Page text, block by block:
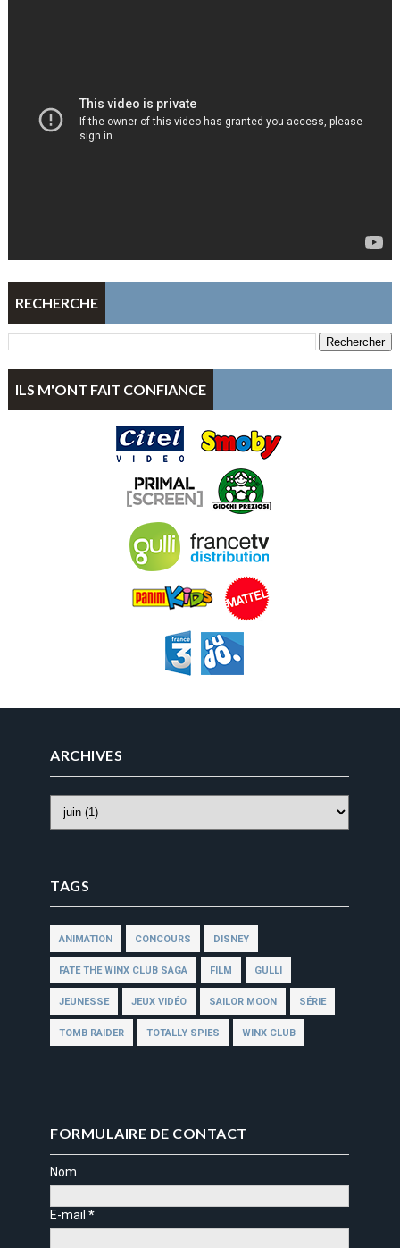
RECHERCHE
ILS M'ONT FAIT CONFIANCE
ARCHIVES
TAGS
ANIMATION CONCOURS DISNEY
FATE THE WINX CLUB SAGA FILM GULLI
JEUNESSE JEUX VIDÉO SAILOR MOON SÉRIE
TOMB RAIDER TOTALLY SPIES WINX CLUB
FORMULAIRE DE CONTACT
Nom
E-mail*